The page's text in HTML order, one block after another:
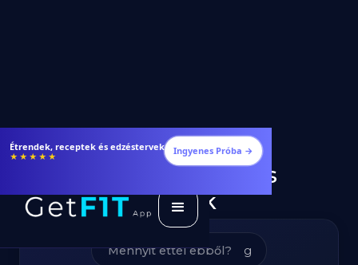
Étrendek, receptek és edzéstervek
★★★★★ Ingyenes Próba →
Kristálycukor –
Kalóriatartalom és
Tápanyagok
g